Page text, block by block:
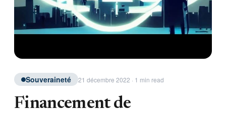
Souveraineté 21 décembre 2022 · 1 min read
Financement de